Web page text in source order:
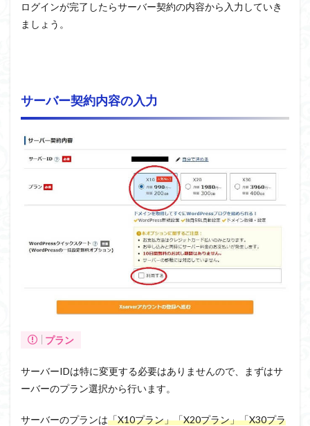
ログインが完了したらサーバー契約の内容から入力していき
ましょう。
サーバー契約内容の入力
プラン
サーバーIDは特に変更する必要はありませんので、まずはサ
ーバーのプラン選択から行います。
サーバーのプランは「X10プラン」「X20プラン」「X30プラ